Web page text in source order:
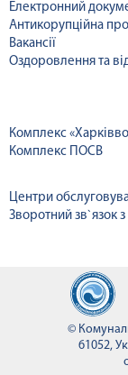
Електронний
Антикорупційна
Вакансії
Оздоровлення та
Комплекс
Комплекс ПОСВ
Центри
Зворотний зв`язок
©
61052,